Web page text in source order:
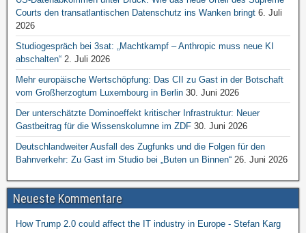
Courts den transatlantischen Datenschutz ins Wanken bringt 6. Juli
2026
Studiogespräch bei 3sat: „Machtkampf – Anthropic muss neue KI
abschalten“ 2. Juli 2026
Mehr europäische Wertschöpfung: Das CII zu Gast in der Botschaft
vom Großherzogtum Luxembourg in Berlin 30. Juni 2026
Der unterschätzte Dominoeffekt kritischer Infrastruktur: Neuer
Gastbeitrag für die Wissenskolumne im ZDF 30. Juni 2026
Deutschlandweiter Ausfall des Zugfunks und die Folgen für den
Bahnverkehr: Zu Gast im Studio bei „Buten un Binnen“ 26. Juni 2026
Neueste Kommentare
How Trump 2.0 could affect the IT industry in Europe - Stefan Karg